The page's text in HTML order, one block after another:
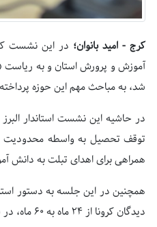
کرج - امید بانوان؛ در این نشست که
آموزش و پرورش استان و به ریاست
شد، به مباحث مهم این حوزه
در حاشیه این نشست استاندار
توقف تحصیل به واسطه محدودیت
همراهی برای اهدای تبلت به دانش
همچنین در این جلسه به دستور
دیدگان کرونا از ۲۴ ماه به ۶۰ ماه، در شورای بانک های استان با نظر مساعد بررسی می‌شود.